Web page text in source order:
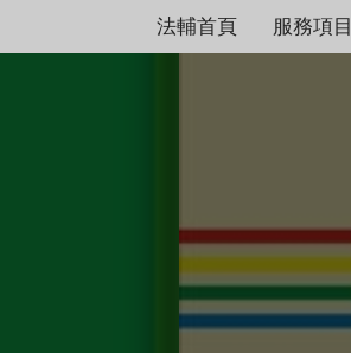
法輔首頁 服務項目